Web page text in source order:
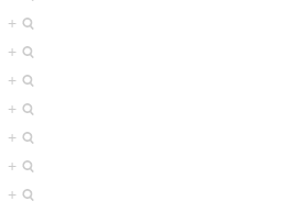
+
+
+
+
+
+
+